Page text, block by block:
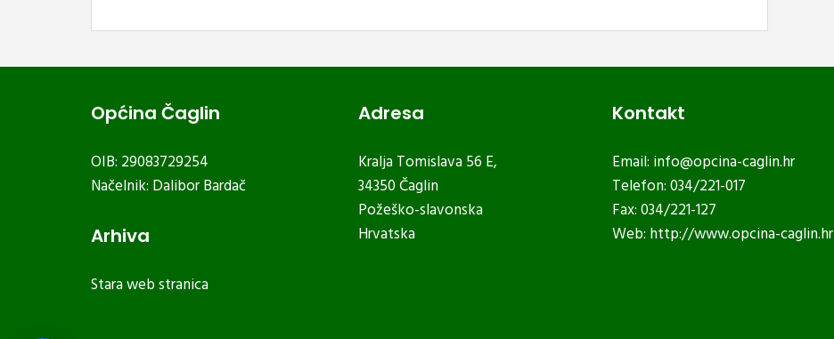
Općina Čaglin
OIB: 29083729254
Načelnik: Dalibor Bardač
Arhiva
Stara web stranica
Adresa
Kralja Tomislava 56 E,
34350 Čaglin
Požeško-slavonska
Hrvatska
Kontakt
Email: info@opcina-caglin.hr
Telefon: 034/221-017
Fax: 034/221-127
Web: http://www.opcina-caglin.hr